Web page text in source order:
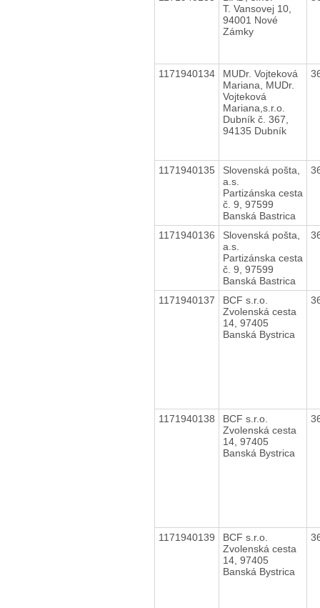
T. Vansovej 10,
94001 Nové
Zámky
1171940134
MUDr. Vojteková
Mariana, MUDr.
Vojteková
Mariana,s.r.o.
Dubník č. 367,
94135 Dubník
1171940135
Slovenská pošta,
a.s.
Partizánska cesta
č. 9, 97599
Banská Bastrica
1171940136
Slovenská pošta,
a.s.
Partizánska cesta
č. 9, 97599
Banská Bastrica
1171940137
BCF s.r.o.
Zvolenská cesta
14, 97405
Banská Bystrica
1171940138
BCF s.r.o.
Zvolenská cesta
14, 97405
Banská Bystrica
1171940139
BCF s.r.o.
Zvolenská cesta
14, 97405
Banská Bystrica